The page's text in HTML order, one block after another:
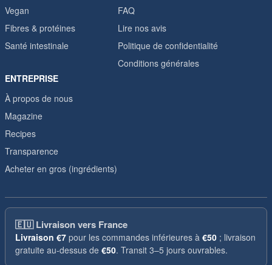
Vegan
Fibres & protéines
Santé intestinale
FAQ
Lire nos avis
Politique de confidentialité
Conditions générales
ENTREPRISE
À propos de nous
Magazine
Recipes
Transparence
Acheter en gros (ingrédients)
🇪🇺Livraison vers France
Livraison €7 pour les commandes inférieures à €50 ; livraison
gratuite au-dessus de €50. Transit 3–5 jours ouvrables.